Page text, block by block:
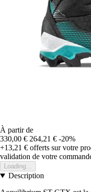
À partir de
330,00 € 264,21 € -20%
+13,21 € offerts sur votre
validation de votre
Loading...
Description